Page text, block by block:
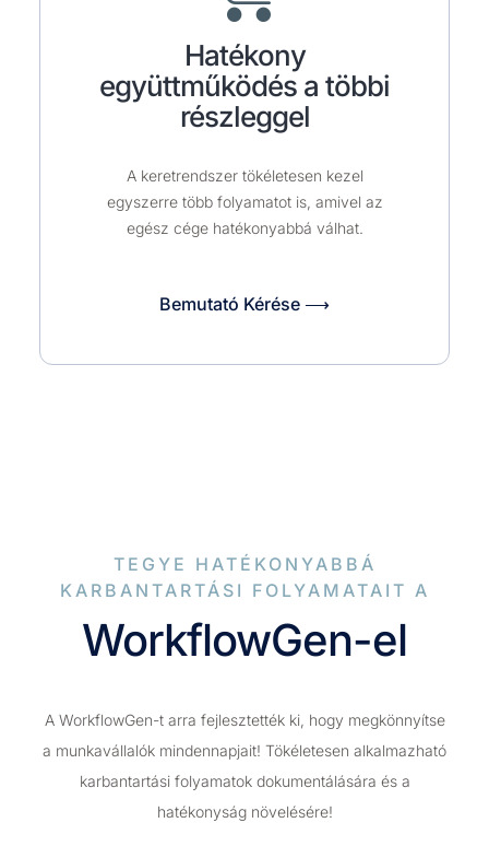
Hatékony
együttműködés a többi
részleggel
A keretrendszer tökéletesen kezel
egyszerre több folyamatot is, amivel az
egész cége hatékonyabbá válhat.
Bemutató Kérése ⟶
TEGYE HATÉKONYABBÁ
KARBANTARTÁSI FOLYAMATAIT A
WorkflowGen-el
A WorkflowGen-t arra fejlesztették ki, hogy megkönnyítse
a munkavállalók mindennapjait! Tökéletesen alkalmazható
karbantartási folyamatok dokumentálására és a
hatékonyság növelésére!